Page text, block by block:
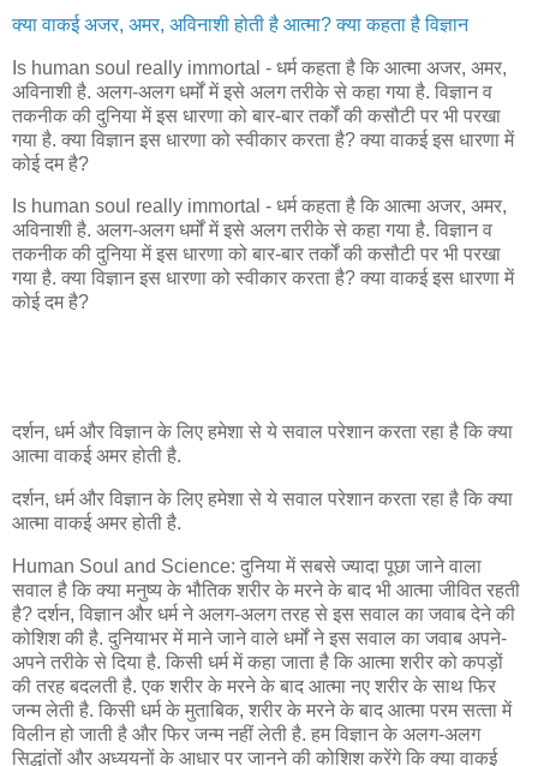
क्‍या वाकई अजर, अमर, अविनाशी होती है आत्‍मा? क्‍या कहता है विज्ञान
Is human soul really immortal - धर्म कहता है कि आत्‍मा अजर, अमर,
अविनाशी है. अलग-अलग धर्मों में इसे अलग तरीके से कहा गया है. विज्ञान व
तकनीक की दुनिया में इस धारणा को बार-बार तर्कों की कसौटी पर भी परखा
गया है. क्‍या विज्ञान इस धारणा को स्‍वीकार करता है? क्‍या वाकई इस धारणा में
कोई दम है?
Is human soul really immortal - धर्म कहता है कि आत्‍मा अजर, अमर,
अविनाशी है. अलग-अलग धर्मों में इसे अलग तरीके से कहा गया है. विज्ञान व
तकनीक की दुनिया में इस धारणा को बार-बार तर्कों की कसौटी पर भी परखा
गया है. क्‍या विज्ञान इस धारणा को स्‍वीकार करता है? क्‍या वाकई इस धारणा में
कोई दम है?
दर्शन, धर्म और विज्ञान के लिए हमेशा से ये सवाल परेशान करता रहा है कि क्‍या
आत्‍मा वाकई अमर होती है.
दर्शन, धर्म और विज्ञान के लिए हमेशा से ये सवाल परेशान करता रहा है कि क्‍या
आत्‍मा वाकई अमर होती है.
Human Soul and Science: दुनिया में सबसे ज्‍यादा पूछा जाने वाला
सवाल है कि क्‍या मनुष्‍य के भौतिक शरीर के मरने के बाद भी आत्मा जीवित रहती
है? दर्शन, विज्ञान और धर्म ने अलग-अलग तरह से इस सवाल का जवाब देने की
कोशिश की है. दुनियाभर में माने जाने वाले धर्मों ने इस सवाल का जवाब अपने-
अपने तरीके से दिया है. किसी धर्म में कहा जाता है कि आत्‍मा शरीर को कपड़ों
की तरह बदलती है. एक शरीर के मरने के बाद आत्‍मा नए शरीर के साथ फिर
जन्‍म लेती है. किसी धर्म के मुताबिक, शरीर के मरने के बाद आत्‍मा परम सत्‍ता में
विलीन हो जाती है और फिर जन्‍म नहीं लेती है. हम विज्ञान के अलग-अलग
सिद्धांतों और अध्‍ययनों के आधार पर जानने की कोशिश करेंगे कि क्‍या वाकई